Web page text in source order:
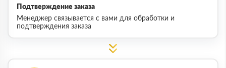
Подтверждение заказа
Менеджер связывается с вами для обработки и
подтверждения заказа